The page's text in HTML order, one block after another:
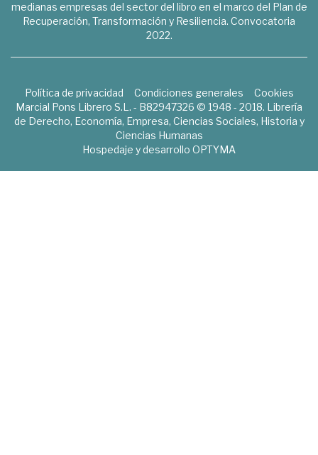
medianas empresas del sector del libro en el marco del Plan de
Recuperación, Transformación y Resiliencia. Convocatoria
2022.
Política de privacidad Condiciones generales
Cookies
Marcial Pons Librero S.L. - B82947326 © 1948 - 2018. Librería
de Derecho, Economía, Empresa, Ciencias Sociales, Historia y
Ciencias Humanas
Hospedaje y desarrollo OPTYMA